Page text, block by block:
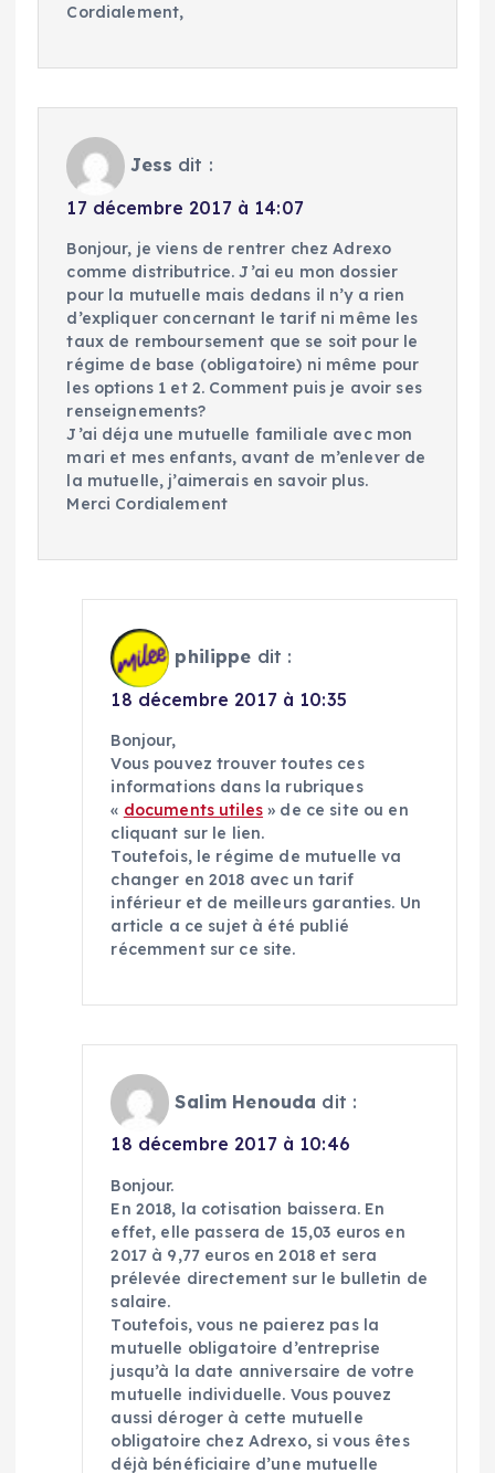
Cordialement,
Jess dit :
17 décembre 2017 à 14:07
Bonjour, je viens de rentrer chez Adrexo
comme distributrice. J’ai eu mon dossier
pour la mutuelle mais dedans il n’y a rien
d’expliquer concernant le tarif ni même les
taux de remboursement que se soit pour le
régime de base (obligatoire) ni même pour
les options 1 et 2. Comment puis je avoir ses
renseignements?
J’ai déja une mutuelle familiale avec mon
mari et mes enfants, avant de m’enlever de
la mutuelle, j’aimerais en savoir plus.
Merci Cordialement
philippe dit :
18 décembre 2017 à 10:35
Bonjour,
Vous pouvez trouver toutes ces
informations dans la rubriques
« documents utiles » de ce site ou en
cliquant sur le lien.
Toutefois, le régime de mutuelle va
changer en 2018 avec un tarif
inférieur et de meilleurs garanties. Un
article a ce sujet à été publié
récemment sur ce site.
Salim Henouda dit :
18 décembre 2017 à 10:46
Bonjour.
En 2018, la cotisation baissera. En
effet, elle passera de 15,03 euros en
2017 à 9,77 euros en 2018 et sera
prélevée directement sur le bulletin de
salaire.
Toutefois, vous ne paierez pas la
mutuelle obligatoire d’entreprise
jusqu’à la date anniversaire de votre
mutuelle individuelle. Vous pouvez
aussi déroger à cette mutuelle
obligatoire chez Adrexo, si vous êtes
déjà bénéficiaire d’une mutuelle